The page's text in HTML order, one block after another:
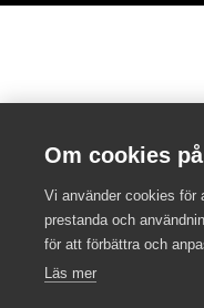
Om cookies
Vi använder cookies för
prestanda och
för att förbättra och
Läs mer